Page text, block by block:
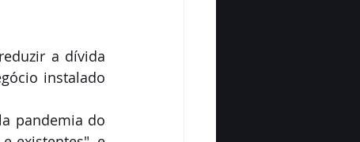
a dívida
instalado
pandemia do